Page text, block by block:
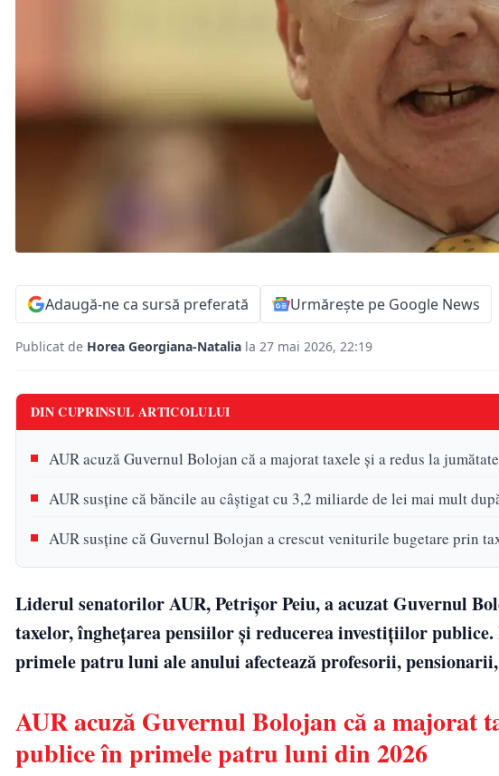
Adaugă-ne ca sursă preferată Urmărește pe Google News
Publicat de Horea Georgiana-Natalia la 27 mai 2026, 22:19
DIN CUPRINSUL ARTICOLULUI
AUR acuză Guvernul Bolojan că a majorat taxele și a redus la
AUR susține că băncile au câștigat cu 3,2 miliarde de lei mai mult
AUR susține că Guvernul Bolojan a crescut veniturile bugetare prin
Liderul senatorilor AUR, Petrișor Peiu, a acuzat Guvernul
taxelor, înghețarea pensiilor și reducerea investițiilor
primele patru luni ale anului afectează profesorii,
AUR acuză Guvernul Bolojan că a majorat
publice în primele patru luni din 2026